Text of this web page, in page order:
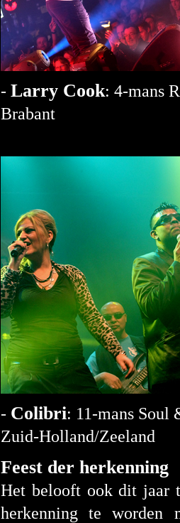
- Larry Cook: 4-mans
Brabant
- Colibri: 11-mans Soul
Zuid-Holland/Zeeland
Feest der herkenning
Het belooft ook dit jaar
herkenning te worden